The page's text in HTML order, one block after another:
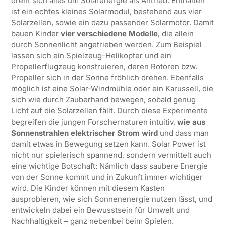
ist ein echtes kleines Solarmodul, bestehend aus vier
Solarzellen, sowie ein dazu passender Solarmotor. Damit
bauen Kinder vier verschiedene Modelle, die allein
durch Sonnenlicht angetrieben werden. Zum Beispiel
lassen sich ein Spielzeug-Helikopter und ein
Propellerflugzeug konstruieren, deren Rotoren bzw.
Propeller sich in der Sonne fröhlich drehen. Ebenfalls
möglich ist eine Solar-Windmühle oder ein Karussell, die
sich wie durch Zauberhand bewegen, sobald genug
Licht auf die Solarzellen fällt. Durch diese Experimente
begreifen die jungen Forschernaturen intuitiv, wie aus
Sonnenstrahlen elektrischer Strom wirdund dass man
damit etwas in Bewegung setzen kann. Solar Power ist
nicht nur spielerisch spannend, sondern vermittelt auch
eine wichtige Botschaft: Nämlich dass saubere Energie
von der Sonne kommt und in Zukunft immer wichtiger
wird. Die Kinder können mit diesem Kasten
ausprobieren, wie sich Sonnenenergie nutzen lässt, und
entwickeln dabei ein Bewusstsein für Umwelt und
Nachhaltigkeit – ganz nebenbei beim Spielen.